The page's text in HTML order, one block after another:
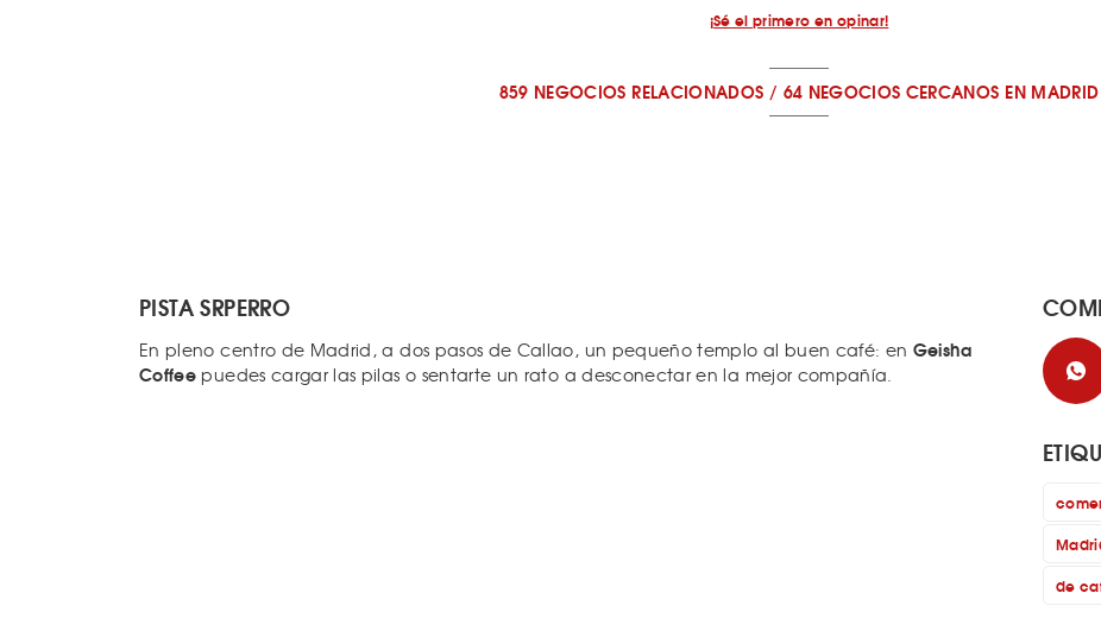
¡Sé el primero en opinar!
859 NEGOCIOS RELACIONADOS / 64 NEGOCIOS CERCANOS EN MADRID
PISTA SRPERRO
En pleno centro de Madrid, a dos pasos de Callao, un pequeño templo al buen café: en Geisha
Coffee puedes cargar las pilas o sentarte un rato a desconectar en la mejor compañía.
de